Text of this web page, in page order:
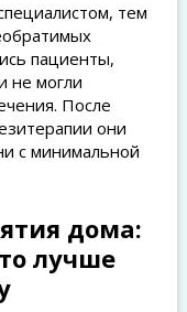
тем
пациенты,
не могли
После
они
с минимальной
дома:
лучше